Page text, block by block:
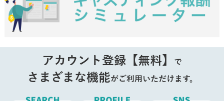
アカウント登録【無料】 で
さまざまな機能がご利用いただけます。